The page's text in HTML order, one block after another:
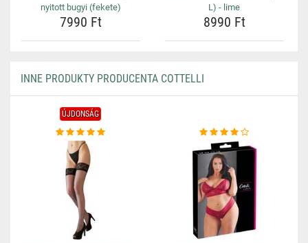
nyitott bugyi (fekete)
7990 Ft
L) - lime
8990 Ft
INNE PRODUKTY PRODUCENTA COTTELLI
ÚJDONSÁG